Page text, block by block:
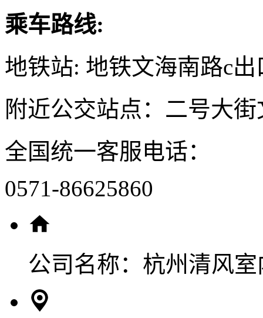
乘车路线:
地铁站: 地铁文海南路c出
附近公交站点：二号大
全国统一客服电话：
0571-86625860
公司名称： 杭州清风